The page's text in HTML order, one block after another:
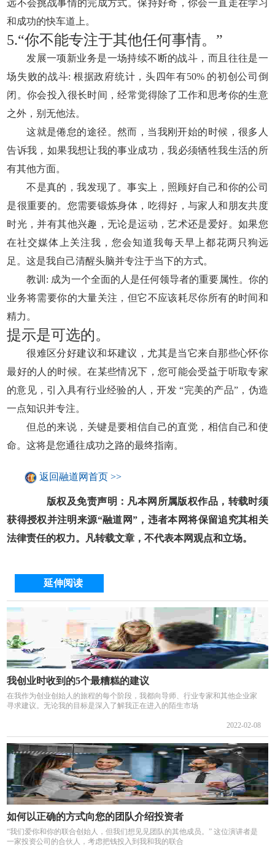
远不会挑战事情的完成方式。保持好奇，你会一直走在学习
和成功的快车道上。
5.“你不能专注于其他任何事情。”
发展一项新业务是一场持续不断的战斗，而且往往是一
场失败的战斗: 根据政府统计，头四年有50% 的初创公司倒
闭。你会投入很长时间，经常觉得除了工作和思考你的生意
之外，别无他法。
这就是倦怠的途径。然而，当我刚开始的时候，很多人
告诉我，如果我想让我的事业成功，我必须牺牲我生活的所
有其他方面。
不是真的，我发现了。事实上，照顾好自己和你的公司
是很重要的。您需要锻炼身体，吃得好，与家人和朋友共度
时光，并有其他兴趣，无论是运动，艺术还是爱好。如果您
在社交媒体上关注我，您会知道我每天早上都花两只狗远
足。这是我自己清醒头脑并专注于当下的方式。
教训: 成为一个全面的人是任何领导者的重要属性。你的
业务将需要你的大量关注，但它不应该耗尽你所有的时间和
精力。
提示是可选的。
很难区分好建议和坏建议，尤其是当它来自那些心怀你
最好的人的时候。在某些情况下，您可能会受益于听取专家
的意见，引入具有行业经验的人，开发 “完美的产品”，伪造
一点知识并专注。
但总的来说，关键是要相信自己的直觉，相信自己和使
命。这将是您通往成功之路的最终指南。
返回融道网首页 >>
版权及免责声明：凡本网所属版权作品，转载时须
获得授权并注明来源“融道网”，违者本网将保留追究其相关
法律责任的权力。凡转载文章，不代表本网观点和立场。
延伸阅读
我创业时收到的5个最糟糕的建议
在我作为创业创始人的旅程的每个阶段，我都向导师、行业专家和其他企业家
寻求建议。无论我的目标是深入了解我正在进入的陌生市场
2022-02-08
如何以正确的方式向您的团队介绍投资者
“我们爱你和你的联合创始人，但我们想见见团队的其他成员。” 这位演讲者是
一家投资公司的合伙人，考虑把钱投入到我和我的联合